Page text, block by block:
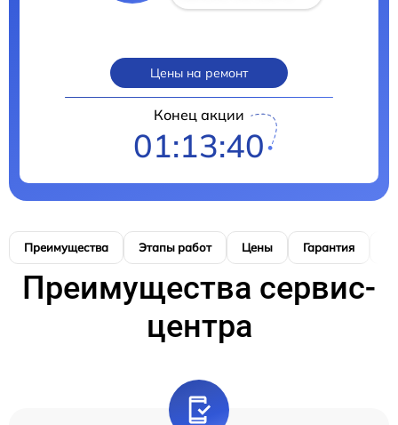
Цены на ремонт
Конец акции
01:13:39
Преимущества Этапы работ Цены Гарантия
Преимущества сервис-
центра